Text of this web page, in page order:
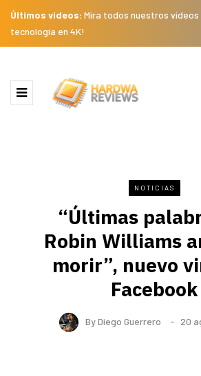
Últimos videos: Mira todos nuestros videos
tecnología en 4K!
NOTICIAS
“Últimas
Robin Williams
morir”, nuevo
Facebook
ByDiego Guerrero 20